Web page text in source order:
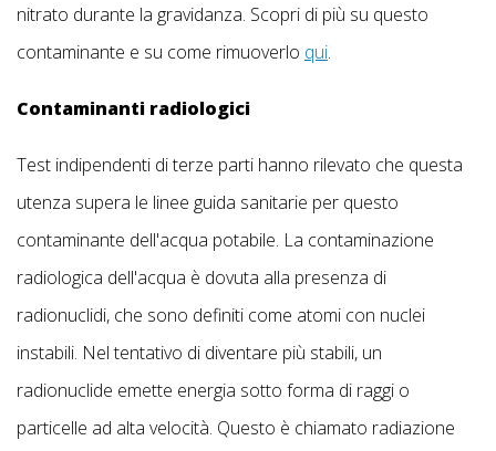
nitrato durante la gravidanza. Scopri di più su questo
contaminante e su come rimuoverlo qui.
Contaminanti radiologici
Test indipendenti di terze parti hanno rilevato che questa
utenza supera le linee guida sanitarie per questo
contaminante dell'acqua potabile. La contaminazione
radiologica dell'acqua è dovuta alla presenza di
radionuclidi, che sono definiti come atomi con nuclei
instabili. Nel tentativo di diventare più stabili, un
radionuclide emette energia sotto forma di raggi o
particelle ad alta velocità. Questo è chiamato radiazione